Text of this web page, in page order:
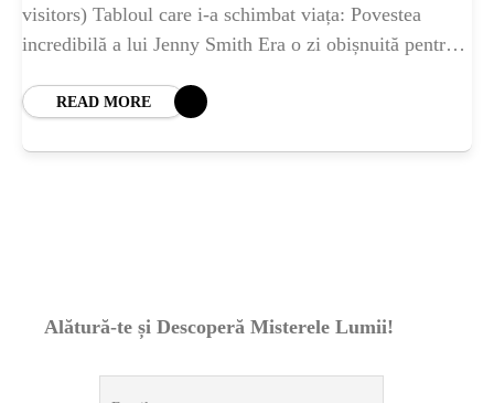
visitors) Tabloul care i-a schimbat viața: Povestea
incredibilă a lui Jenny Smith Era o zi obișnuită pentru
READ MORE
Alătură-te și Descoperă Misterele Lumii!
POPULAR
Barajul Trei Defileuri a Încetinit Rotația
Pământului: Mit sau Realitate?
Espressor paduri Senseo blocat?Afla cum îl